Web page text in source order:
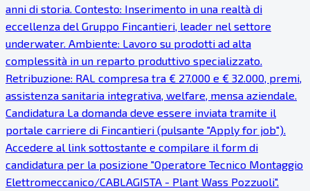
anni di storia. Contesto: Inserimento in una realtà di
eccellenza del Gruppo Fincantieri, leader nel settore
underwater. Ambiente: Lavoro su prodotti ad alta
complessità in un reparto produttivo specializzato.
Retribuzione: RAL compresa tra € 27.000 e € 32.000, premi,
assistenza sanitaria integrativa, welfare, mensa aziendale.
Candidatura La domanda deve essere inviata tramite il
portale carriere di Fincantieri (pulsante "Apply for job").
Accedere al link sottostante e compilare il form di
candidatura per la posizione "Operatore Tecnico Montaggio
Elettromeccanico/CABLAGISTA - Plant Wass Pozzuoli".